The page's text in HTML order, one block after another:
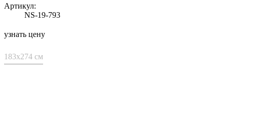
Артикул:
NS-19-793
узнать цену
183x274 см